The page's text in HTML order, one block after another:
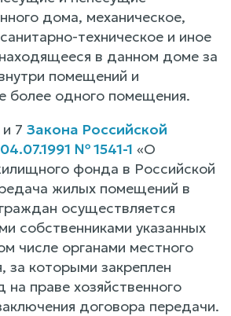
дома, механическое,
техническое и иное
в данном доме за
помещений и
более одного помещения.
7 Закона Российской
№ 1541-1 «О
фонда в Российской
жилых помещений в
осуществляется
собственниками указанных
числе органами местного
за которыми закреплен
праве хозяйственного
договора передачи.